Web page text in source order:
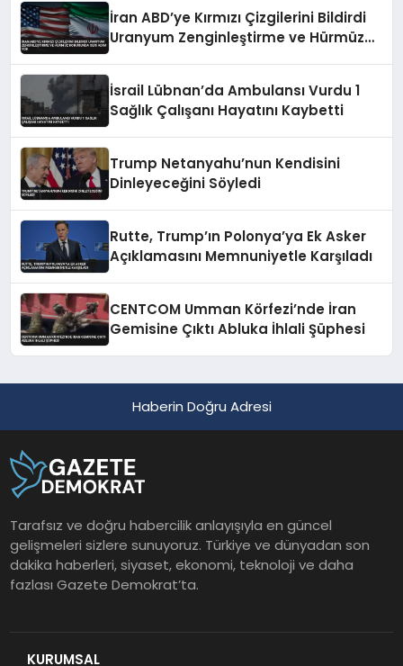
İran ABD’ye Kırmızı Çizgilerini Bildirdi
Uranyum Zenginleştirme ve Hürmüz
İsrail Lübnan’da Ambulansı Vurdu 1
Sağlık Çalışanı Hayatını Kaybetti
Trump Netanyahu’nun Kendisini
Dinleyeceğini Söyledi
Rutte, Trump’ın Polonya’ya Ek Asker
Açıklamasını Memnuniyetle Karşıladı
CENTCOM Umman Körfezi’nde İran
Gemisine Çıktı Abluka İhlali Şüphesi
Haberin Doğru Adresi
Tarafsız ve doğru habercilik anlayışıyla en güncel
gelişmeleri sizlere sunuyoruz. Türkiye ve dünyadan son
dakika haberleri, siyaset, ekonomi, teknoloji ve daha
fazlası Gazete Demokrat’ta.
KURUMSAL